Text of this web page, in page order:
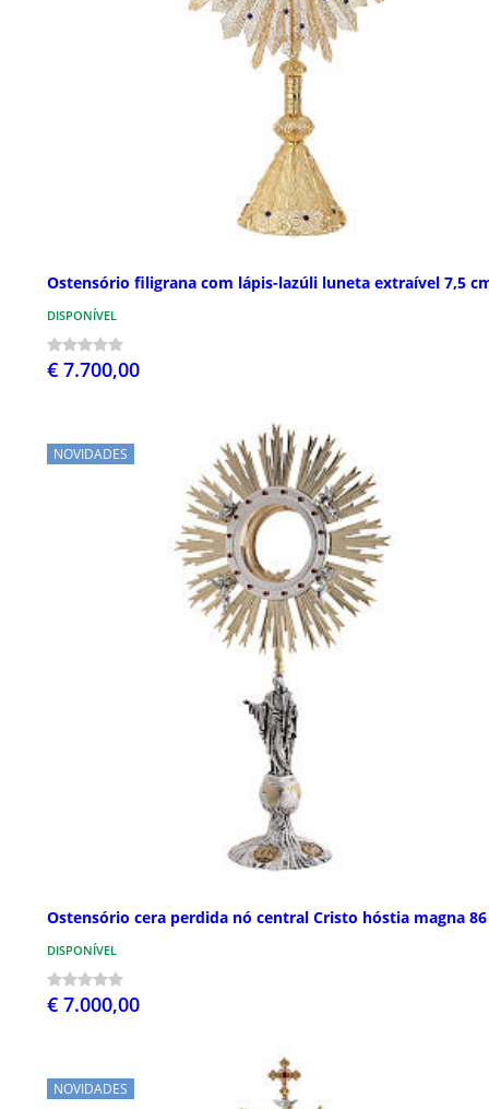
Ostensório filigrana com lápis-lazúli luneta extraível 7,5
DISPONÍVEL
€ 7.700,00
NOVIDADES
Ostensório cera perdida nó central Cristo hóstia magna
DISPONÍVEL
€ 7.000,00
NOVIDADES